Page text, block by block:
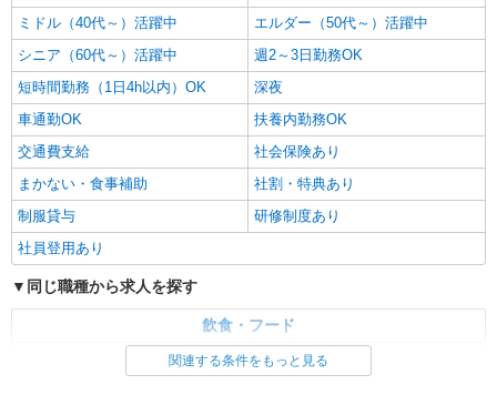
ミドル（40代～）活躍中
エルダー（50代～）活躍中
シニア（60代～）活躍中
週2～3日勤務OK
短時間勤務（1日4h以内）OK
深夜
車通勤OK
扶養内勤務OK
交通費支給
社会保険あり
まかない・食事補助
社割・特典あり
制服貸与
研修制度あり
社員登用あり
同じ職種から求人を探す
飲食・フード
ファストフード・デリ
調理・調理補助・調理師
関連する条件をもっと見る